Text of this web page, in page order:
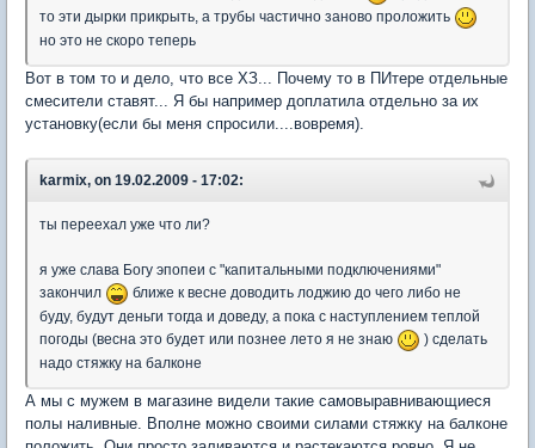
то эти дырки прикрыть, а трубы частично заново проложить
но это не скоро теперь
Вот в том то и дело, что все ХЗ... Почему то в ПИтере отдельные
смесители ставят... Я бы например доплатила отдельно за их
установку(если бы меня спросили....вовремя).
karmix, on 19.02.2009 - 17:02:
ты переехал уже что ли?
я уже слава Богу эпопеи с "капитальными подключениями"
закончил
ближе к весне доводить лоджию до чего либо не
буду, будут деньги тогда и доведу, а пока с наступлением теплой
погоды (весна это будет или познее лето я не знаю
) сделать
надо стяжку на балконе
А мы с мужем в магазине видели такие самовыравнивающиеся
полы наливные. Вполне можно своими силами стяжку на балконе